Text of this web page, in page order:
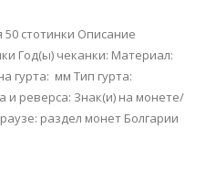
стотинки Описание
Год(ы) чеканки: Материал:
гурта: мм Тип гурта:
и реверса: Знак(и) на монете/
раздел монет Болгарии